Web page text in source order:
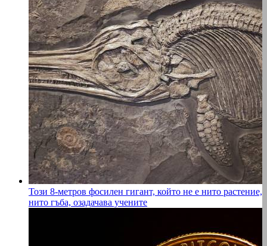
Този 8-метров фосилен гигант, който не е нито растение,
нито гъба, озадачава учените